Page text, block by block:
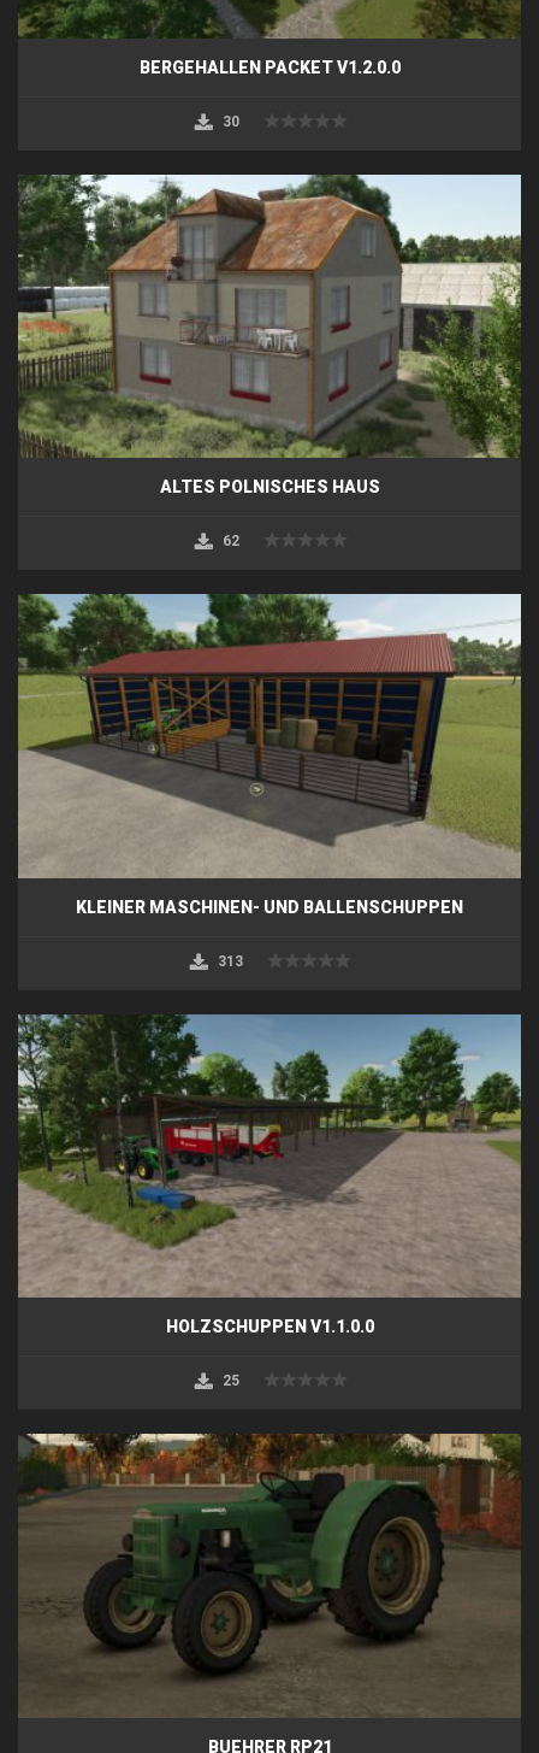
BERGEHALLEN PACKET V1.2.0.0
30
ALTES POLNISCHES HAUS
62
KLEINER MASCHINEN- UND BALLENSCHUPPEN
313
HOLZSCHUPPEN V1.1.0.0
25
BUEHRER RP21